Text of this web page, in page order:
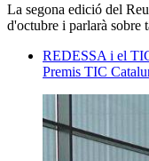
La segona edició del
d'octubre i parlarà sobre
REDESSA i el
Premis TIC